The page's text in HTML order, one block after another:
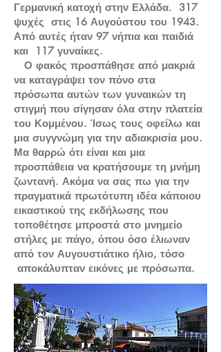
Γερμανική κατοχή στην Ελλάδα. 317
ψυχές στις 16 Αυγούστου του 1943.
Από αυτές ήταν 97 νήπια και παιδιά
και 117 γυναίκες.
Ο φακός προσπάθησε από μακριά
να καταγράψει τον πόνο στα
πρόσωπα αυτών των γυναικών τη
στιγμή που σίγησαν όλα στην πλατεία
του Κομμένου. Ίσως τους οφείλω και
μια συγγνώμη για την αδιακρισία μου.
Μα θαρρώ ότι είναι και μια
προσπάθεια να κρατήσουμε τη μνήμη
ζωντανή. Ακόμα να σας πω για την
πραγματικά πρωτότυπη ιδέα κάποιου
εικαστικού της εκδήλωσης που
τοποθέτησε μπροστά στο μνημείο
στήλες με πάγο, όπου όσο έλιωναν
από τον Αυγουστιάτικο ήλιο, τόσο
αποκάλυπταν εικόνες με πρόσωπα.